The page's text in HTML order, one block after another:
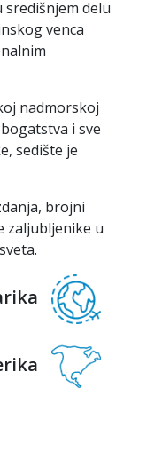
središnjem delu
venca
nadmorskoj
i sve
sedište je
brojni
zaljubljenike u